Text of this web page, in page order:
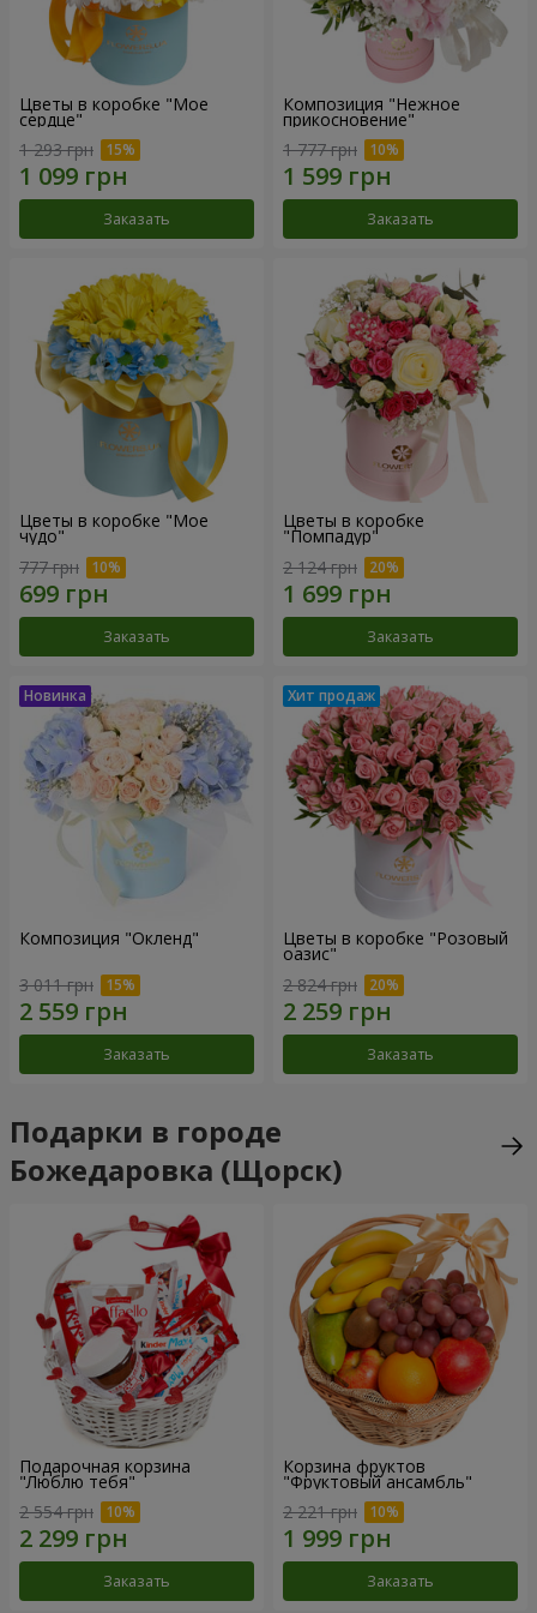
Цветы в коробке "Мое
сердце"
1 293 грн
Заказать
Композиция "Нежное
прикосновение"
1 777 грн
Заказать
Цветы в коробке "Мое
чудо"
777 грн
Заказать
Цветы в коробке
"Помпадур"
2 124 грн
Заказать
Композиция "Окленд"
3 011 грн
Заказать
Цветы в коробке "Розовый
оазис"
2 824 грн
Заказать
Подарки в городе
Божедаровка (Щорск)
Подарочная корзина
"Люблю тебя"
2 554 грн
Заказать
Корзина фруктов
"Фруктовый ансамбль"
2 221 грн
Заказать